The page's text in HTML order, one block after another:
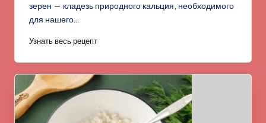
зерен — кладезь природного кальция, необходимого
для нашего…
Узнать весь рецепт